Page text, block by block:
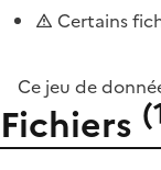
Certains
Ce jeu de
Fichiers (